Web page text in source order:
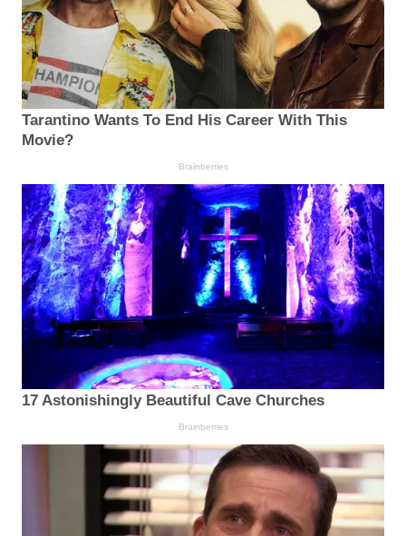
Tarantino Wants To End His Career With This
Movie?
Brainberries
17 Astonishingly Beautiful Cave Churches
Brainberries